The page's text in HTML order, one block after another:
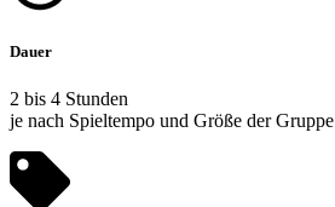
Dauer
2 bis 4 Stunden
je nach Spieltempo und Größe der Gruppe